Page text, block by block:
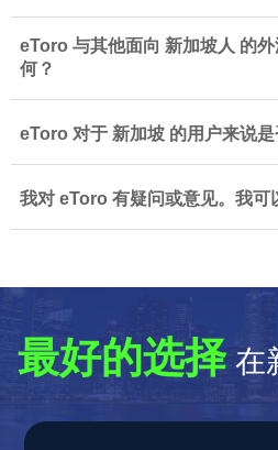
eToro 与其他面向 新加坡人 的
何？
eToro 对于 新加坡 的用户来说是
我对 eToro 有疑问或意见。我可
最好的选择在